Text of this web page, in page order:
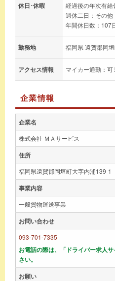
休日･休暇
経過後の年次有給
週休二日：その他
年間休日数：107
勤務地 福岡県 遠賀郡岡
アクセス情報 マイカー通勤：可
企業情報
企業名
株式会社 ＭＡサービス
住所
福岡県遠賀郡岡垣町大字内浦139-1
事業内容
一般貨物運送事業
お問い合わせ
093-701-7335
お電話の際は、「ドライバー求人
さい。
お願い